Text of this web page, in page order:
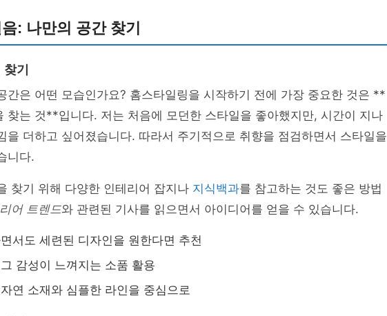
: 나만의 공간 찾기
기
간은 어떤 모습인가요? 홈스타일링을 시작하기 전에 가장 중요한 것은 **
찾는 것**입니다. 저는 처음에 모던한 스타일을 좋아했지만, 시간이 지나
을 더하고 싶어졌습니다. 따라서 주기적으로 취향을 점검하면서 스타일을
니다.
찾기 위해 다양한 인테리어 잡지나 지식백과를 참고하는 것도 좋은 방법
어 트렌드와 관련된 기사를 읽으면서 아이디어를 얻을 수 있습니다.
서도 세련된 디자인을 원한다면 추천
감성이 느껴지는 소품 활용
연 소재와 심플한 라인을 중심으로